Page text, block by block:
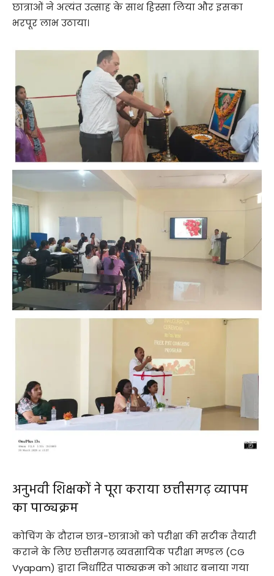
छात्राओं ने अत्यंत उत्साह के साथ हिस्सा लिया और इसका
भरपूर लाभ उठाया।
​अनुभवी शिक्षकों ने पूरा कराया छत्तीसगढ़ व्यापम
का पाठ्यक्रम
​कोचिंग के दौरान छात्र-छात्राओं को परीक्षा की सटीक तैयारी
कराने के लिए छत्तीसगढ़ व्यवसायिक परीक्षा मण्डल (CG
Vyapam) द्वारा निर्धारित पाठ्यक्रम को आधार बनाया गया